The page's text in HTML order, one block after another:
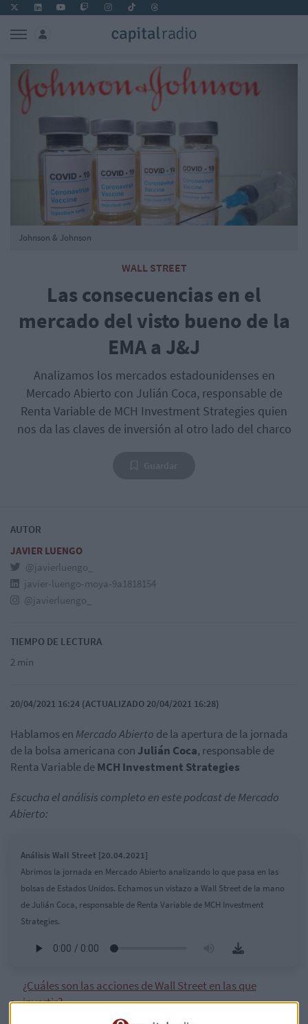
WALL STREET
Las consecuencias en el
mercado del visto bueno de la
EMA a J&J
Analizamos los mercados estadounidenses en
Mercado Abierto con Julián Coca, responsable de
Renta Variable de MCH Investment Strategies quien
nos da las claves de inversión al otro lado del charco
Johnson & Johnson
AUTOR
JAVIER LUENGO
@javierluengo_
javier-luengo-moya-9a1818154
@javierluengo_
TIEMPO DE LECTURA
2 min
20/04/2021 16:24 (ACTUALIZADO 20/04/2021 16:28)
Hablamos en Mercado Abierto de la apertura de la jornada
de la bolsa americana con Julián Coca, responsable de
Renta Variable deMCH Investment Strategies
Escucha el análisis completo en este podcast de Mercado
Abierto:
Análisis Wall Street [20.04.2021]
Abrimos la jornada en Mercado Abierto analizando lo que pasa en las
bolsas de Estados Unidos. Echamos un vistazo a Wall Street de la mano
de Julián Coca, responsable de Renta Variable de MCH Investment
Strategies.
¿Cuáles son las acciones de Wall Street en las que
invertir?